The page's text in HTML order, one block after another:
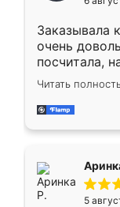
мебели буду
Заказывала
очень
посчитала,
Замерщик
делу со
за день,
Читать
5